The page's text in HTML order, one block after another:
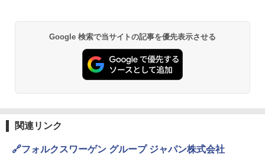
Google 検索で当サイトの記事を優先表示させる
関連リンク
🔗フォルクスワーゲン グループ ジャパン株式会社